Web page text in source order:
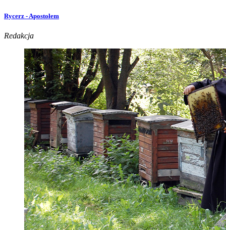
Rycerz - Apostołem
Redakcja